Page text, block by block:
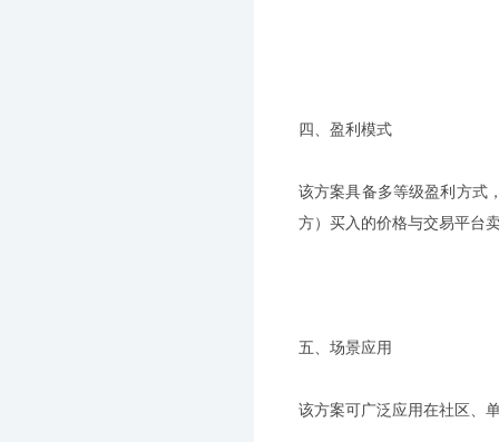
四、盈利模式
该方案具备多等级盈利方式
方）买入的价格与交易平台
五、场景应用
该方案可广泛应用在社区、